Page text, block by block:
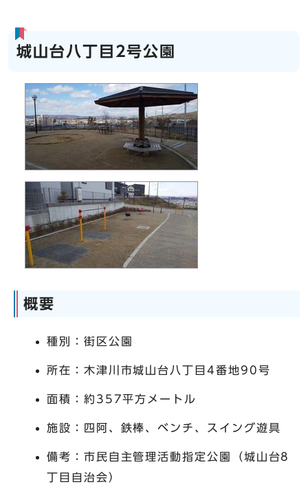
城山台八丁目2号公園
概要
種別：街区公園
所在：木津川市城山台八丁目4番地90号
面積：約357平方メートル
施設：四阿、鉄棒、ベンチ、スイング遊具
備考：市民自主管理活動指定公園（城山台8
丁目自治会）